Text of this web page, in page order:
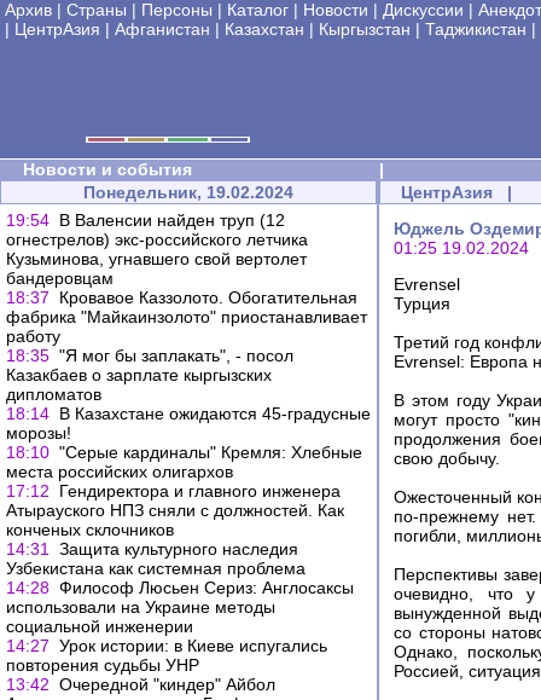
Архив | Страны | Персоны | Каталог | Новости | Дискуссии |
| ЦентрАзия | Афганистан | Казахстан | Кыргызстан | Таджикистан |
Новости и события
|
Понедельник, 19.02.2024
19:54 В Валенсии найден труп (12
огнестрелов) экс-российского летчика
Кузьминова, угнавшего свой вертолет
бандеровцам
18:37
Кровавое Каззолото. Обогатительная
фабрика "Майкаинзолото" приостанавливает
работу
18:35 "Я мог бы заплакать", - посол
Казакбаев о зарплате кыргызских
дипломатов
18:14 В Казахстане ожидаются 45-градусные
морозы!
18:10 "Серые кардиналы" Кремля: Хлебные
места российских олигархов
17:12
Гендиректора и главного инженера
Атырауского НПЗ сняли с должностей. Как
конченых склочников
14:31
Защита культурного наследия
Узбекистана как системная проблема
14:28 Философ Люсьен Сериз: Англосаксы
использовали на Украине методы
социальной инженерии
14:27 Урок истории: в Киеве испугались
повторения судьбы УНР
13:42 Очередной "киндер" Айбол
ЦентрАзия |
Юджель
01:25 19.02.2024
Evrensel
Турция
Третий год
Evrensel: Европа
В этом году
могут просто
продолжения
свою добычу.
Ожесточенный
по-прежнему
погибли,
Перспективы
очевидно, что
вынужденной
со стороны
Однако,
Россией,